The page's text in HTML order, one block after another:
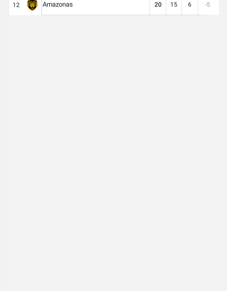
12 Amazonas 20 15 6 -5